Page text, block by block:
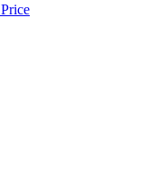
Price